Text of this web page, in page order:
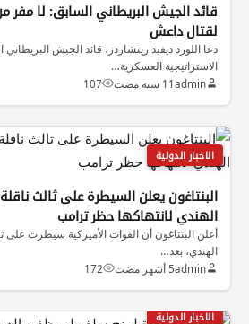
قائد الجيش البريطاني السابق: لا مفر
لقتال داعش
دعا اللورد ديفيد ريتشاردز، قائد الجيش
الاستراتيجية العسكرية…
admin11 سنة مضت 107
الاخبار الدولية
البنتاغون يعلن السيطرة على ثالث
الهندي لانتهاكها حظر ترامب
أعلن البنتاغون أن القوات الأميركية سيطرت
الهندي، بعد…
admin5 أشهر مضت 172
الاخبار الدولية